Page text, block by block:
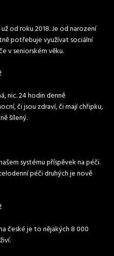
od roku 2018. Je od narození
potřebuje využívat sociální
v seniorském věku.
nic. 24 hodin denně
či jsou zdraví, či mají chřipku,
šílený.
systému příspěvek na péči.
péči druhých je nově
české je to nějakých 8 000